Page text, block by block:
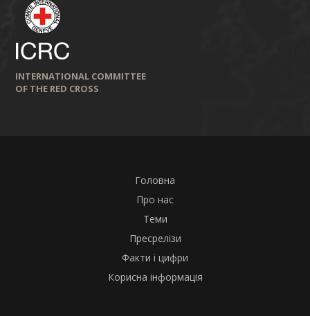
INTERNATIONAL COMMITTEE
OF THE RED CROSS
Головна
Про нас
Теми
Пресрелізи
Факти і цифри
Корисна інформація